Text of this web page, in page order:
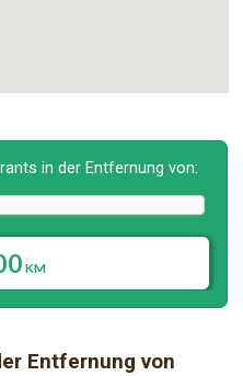
in der Entfernung von:
KM
Entfernung von